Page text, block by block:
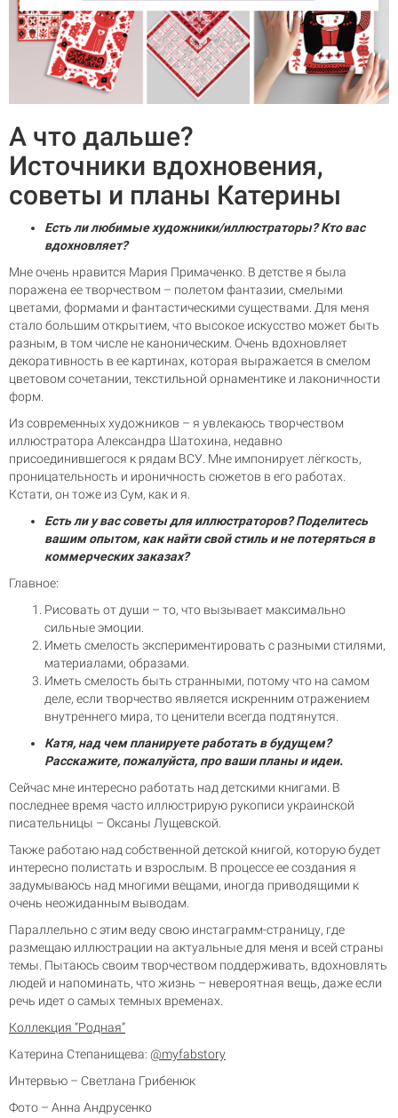
А что дальше?
Источники вдохновения,
советы и планы Катерины
Есть ли любимые художники/иллюстраторы? Кто вас
вдохновляет?
Мне очень нравится Мария Примаченко. В детстве я была
поражена ее творчеством – полетом фантазии, смелыми
цветами, формами и фантастическими существами. Для меня
стало большим открытием, что высокое искусство может быть
разным, в том числе не каноническим. Очень вдохновляет
декоративность в ее картинах, которая выражается в смелом
цветовом сочетании, текстильной орнаментике и лаконичности
форм.
Из современных художников – я увлекаюсь творчеством
иллюстратора Александра Шатохина, недавно
присоединившегося к рядам ВСУ. Мне импонирует лёгкость,
проницательность и ироничность сюжетов в его работах.
Кстати, он тоже из Сум, как и я.
Есть ли у вас советы для иллюстраторов? Поделитесь
вашим опытом, как найти свой стиль и не потеряться в
коммерческих заказах?
Главное:
Рисовать от души – то, что вызывает максимально
сильные эмоции.
Иметь смелость экспериментировать с разными стилями,
материалами, образами.
Иметь смелость быть странными, потому что на самом
деле, если творчество является искренним отражением
внутреннего мира, то ценители всегда подтянутся.
Катя, над чем планируете работать в будущем?
Расскажите, пожалуйста, про ваши планы и идеи.
Сейчас мне интересно работать над детскими книгами. В
последнее время часто иллюстрирую рукописи украинской
писательницы – Оксаны Лущевской.
Также работаю над собственной детской книгой, которую будет
интересно полистать и взрослым. В процессе ее создания я
задумываюсь над многими вещами, иногда приводящими к
очень неожиданным выводам.
Параллельно с этим веду свою инстаграмм-страницу, где
размещаю иллюстрации на актуальные для меня и всей страны
темы. Пытаюсь своим творчеством поддерживать, вдохновлять
людей и напоминать, что жизнь – невероятная вещь, даже если
речь идет о самых темных временах.
Коллекция “Родная”
Катерина Степанищева: @myfabstory
Интервью – Светлана Грибенюк
Фото – Анна Андрусенко